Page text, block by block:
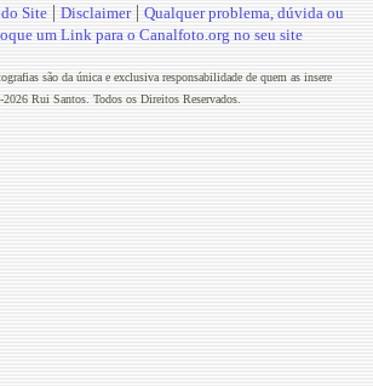
Site | Disclaimer| Qualquer problema, dúvida ou
um Link para o Canalfoto.org no seu site
são da única e exclusiva responsabilidade de quem as insere
Rui Santos. Todos os Direitos Reservados.